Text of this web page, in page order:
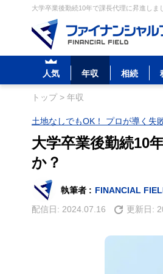
大学卒業後勤続10年で課長代理に昇進し
人気 年収 相続
トップ> 年収
土地なしでもOK！ プロが導く
大学卒業後勤続10
か？
執筆者 : FINANCIAL
配信日: 2024.07.16 更新日: